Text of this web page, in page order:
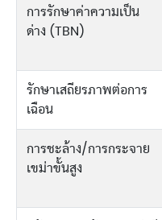
การรักษาค่าความเป็น
ด่าง (TBN)
รักษาเสถียรภาพต่อการ
เฉือน
การชะล้าง/การกระจาย
เขม่าขั้นสูง